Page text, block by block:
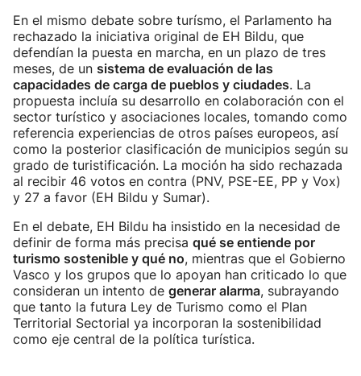
En el mismo debate sobre turísmo, el Parlamento ha
rechazado la iniciativa original de EH Bildu, que
defendían la puesta en marcha, en un plazo de tres
meses, de un sistema de evaluación de las
capacidades de carga de pueblos y ciudades. La
propuesta incluía su desarrollo en colaboración con el
sector turístico y asociaciones locales, tomando como
referencia experiencias de otros países europeos, así
como la posterior clasificación de municipios según su
grado de turistificación. La moción ha sido rechazada
al recibir 46 votos en contra (PNV, PSE-EE, PP y Vox)
y 27 a favor (EH Bildu y Sumar).
En el debate, EH Bildu ha insistido en la necesidad de
definir de forma más precisa qué se entiende por
turismo sostenible y qué no, mientras que el Gobierno
Vasco y los grupos que lo apoyan han criticado lo que
consideran un intento de generar alarma, subrayando
que tanto la futura Ley de Turismo como el Plan
Territorial Sectorial ya incorporan la sostenibilidad
como eje central de la política turística.